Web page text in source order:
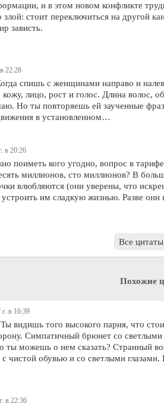
и в этом новом конфликте
стоит переключиться на другой
зависть.
22:28
спишь с женщинами направо и
лицо, рост и голос. Длина волос,
Но ты повторяешь ей заученные
в установленном…
в 20:26
поиметь кого угодно, вопрос в
миллионов, сто миллионов? В
влюбляются (они уверены, что
устроить им сладкую жизнью. Разве
Все
Похожие
г. в 16:39
видишь того высокого парня, что
Симпатичный брюнет со
ты можешь о нем сказать? Странный
с чистой обувью и со светлыми
в 22:36